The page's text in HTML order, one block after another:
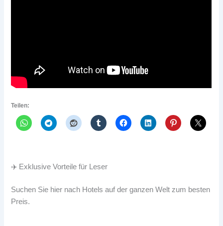
Teilen:
✈️ Exklusive Vorteile für Leser
Suchen Sie hier nach Hotels auf der ganzen Welt zum besten
Preis.